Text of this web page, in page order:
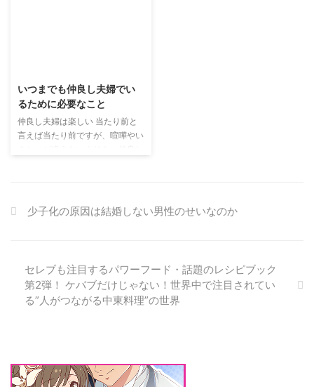
く話す人がいます。 その時、そ
の話を人がきいているのか知らな
いのかと関係なく、話す人がいる
のです。 そのような人は、やっ
いつまでも仲良し夫婦でい
るために必要なこと
仲良し夫婦は楽しい 当たり前と
言えば当たり前ですが、喧嘩やい
も茶飯事であることは事実です。
そういった穏やかでない時には、
っています。 相手と自分は他人
私は結婚前はいかに相手と自分が
ピッタリと同じ気持ちになれる
か、同じ価値観で過ごすことが出
少子化の原因は結婚しない男性のせいなのか
セレブも注目するパワーフード・話題のレシピブック
第2弾！ ケバブだけじゃない！世界中で注目されてい
る”人がつながる中東料理”の世界